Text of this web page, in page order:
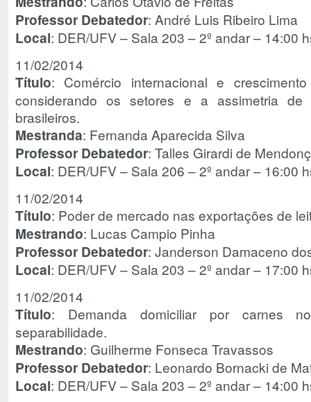
Professor Debatedor: André Luis Ribeiro Lima
Local: DER/UFV – Sala 203 – 2º andar – 14:00
11/02/2014
Título: Comércio internacional e
considerando os setores e a assimetria de
brasileiros.
Mestranda: Fernanda Aparecida Silva
Professor Debatedor: Talles Girardi de
Local: DER/UFV – Sala 206 – 2º andar – 16:00
11/02/2014
Título: Poder de mercado nas exportações de
Mestrando: Lucas Campio Pinha
Professor Debatedor: Janderson Damaceno
Local: DER/UFV – Sala 203 – 2º andar – 17:00
11/02/2014
Título: Demanda domiciliar por carnes
separabilidade.
Mestrando: Guilherme Fonseca Travassos
Professor Debatedor: Leonardo Bornacki de
Local: DER/UFV – Sala 203 – 2º andar – 14:00